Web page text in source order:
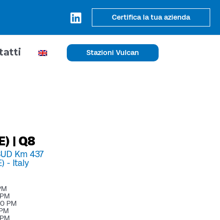
Certifica la tua azienda
Stazioni Vulcan
| Q8
Km 437
- Italy
PM